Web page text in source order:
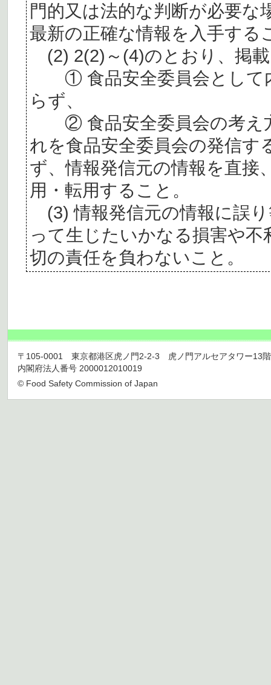
門的又は法的な判断が必要
最新の正確な情報を入手する
(2) 2(2)～(4)のとおり、掲
① 食品安全委員会として
らず、
② 食品安全委員会の考え
れを食品安全委員会の発信す
ず、情報発信元の情報を直接
用・転用すること。
(3) 情報発信元の情報に誤
って生じたいかなる損害や
切の責任を負わないこと。
〒105-0001 東京都港区虎ノ門2-2-3 虎ノ門アルセアタワー13
内閣府法人番号 2000012010019
© Food Safety Commission of Japan